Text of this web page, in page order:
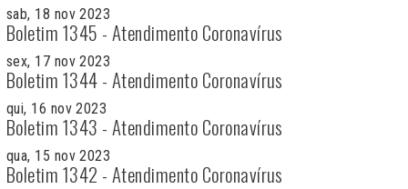
sab, 18 nov 2023
Boletim 1345 - Atendimento Coronavírus
sex, 17 nov 2023
Boletim 1344 - Atendimento Coronavírus
qui, 16 nov 2023
Boletim 1343 - Atendimento Coronavírus
qua, 15 nov 2023
Boletim 1342 - Atendimento Coronavírus